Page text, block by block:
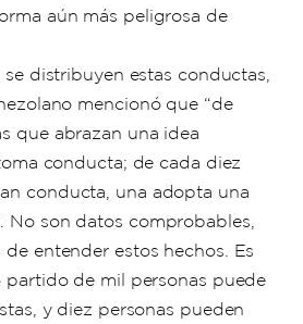
aún más peligrosa de
distribuyen estas conductas,
mencionó que “de
que abrazan una idea
conducta; de cada diez
conducta, una adopta una
No son datos comprobables,
entender estos hechos. Es
partido de mil personas puede
y diez personas pueden